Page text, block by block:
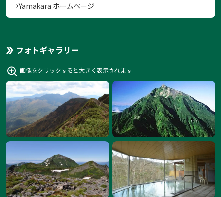
→Yamakara ホームページ
フォトギャラリー
画像をクリックすると大きく表示されます